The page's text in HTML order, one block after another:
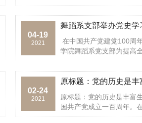
织全体党员干部参观南昌
园，进行了一次生动深刻
在参观过程中，大家先后
04-19
2021
舞蹈系支部举办党史学
在中国共产党建党100周
学院舞蹈系党支部为提高
素质，加强党支部的思想
月13日下午在舞蹈楼会议
育专题讲座。 ... <
02-24
2021
原标题：党的历史是丰富
国共产党成立一百周年。
点，在全党集中开展党史